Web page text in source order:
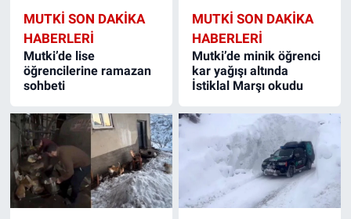
MUTKI SON DAKIKA
HABERLERI
Mutki’de lise
öğrencilerine ramazan
sohbeti
MUTKI SON DAKIKA
HABERLERI
Mutki’de minik öğrenci
kar yağışı altında
İstiklal Marşı okudu